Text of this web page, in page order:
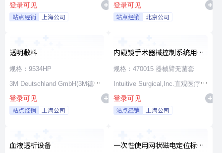
司
登录可见
站点经销 上海公司
登录可见
站点经销 北京公司
透明敷料
规格：9534HP
3M Deutschland GmbH(3M德国
公司)
登录可见
站点经销 上海公司
内窥镜手术器械控制系统用无
源器械和附件
规格：470015 器械臂无菌套
Intuitive Surgical,Inc.直观医疗公
司
登录可见
站点经销 上海公司
血液透析设备
一次性使用网状磁电定位标测